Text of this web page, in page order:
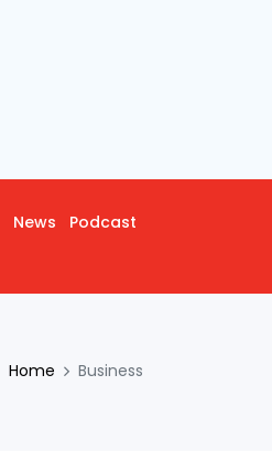
News Podcast
Home Business